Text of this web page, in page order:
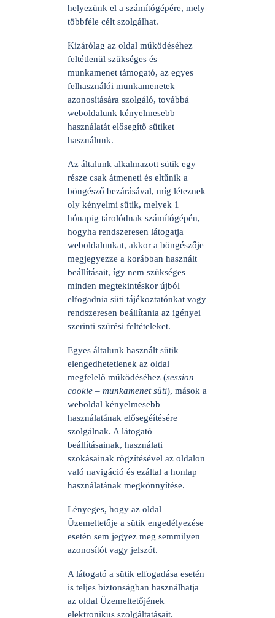
helyezünk el a számítógépére, mely
többféle célt szolgálhat.
Kizárólag az oldal működéséhez
feltétlenül szükséges és
munkamenet támogató, az egyes
felhasználói munkamenetek
azonosítására szolgáló, továbbá
weboldalunk kényelmesebb
használatát elősegítő sütiket
használunk.
Az általunk alkalmazott sütik egy
része csak átmeneti és eltűnik a
böngésző bezárásával, míg léteznek
oly kényelmi sütik, melyek 1
hónapig tárolódnak számítógépén,
hogyha rendszeresen látogatja
weboldalunkat, akkor a böngészője
megjegyezze a korábban használt
beállításait, így nem szükséges
minden megtekintéskor újból
elfogadnia süti tájékoztatónkat vagy
rendszeresen beállítania az igényei
szerinti szűrési feltételeket.
Egyes általunk használt sütik
elengedhetetlenek az oldal
megfelelő működéséhez (session
cookie – munkamenet süti), mások a
weboldal kényelmesebb
használatának elősegéítésére
szolgálnak. A látogató
beállításainak, használati
szokásainak rögzítésével az oldalon
való navigáció és ezáltal a honlap
használatának megkönnyítése.
Lényeges, hogy az oldal
Üzemeltetője a sütik engedélyezése
esetén sem jegyez meg semmilyen
azonosítót vagy jelszót.
A látogató a sütik elfogadása esetén
is teljes biztonságban használhatja
az oldal Üzemeltetőjének
elektronikus szolgáltatásait.